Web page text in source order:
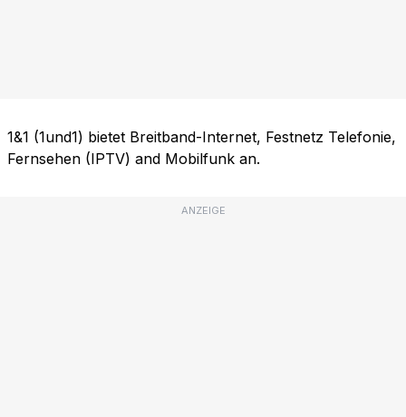
1&1 (1und1) bietet Breitband-Internet, Festnetz Telefonie,
Fernsehen (IPTV) and Mobilfunk an.
ANZEIGE